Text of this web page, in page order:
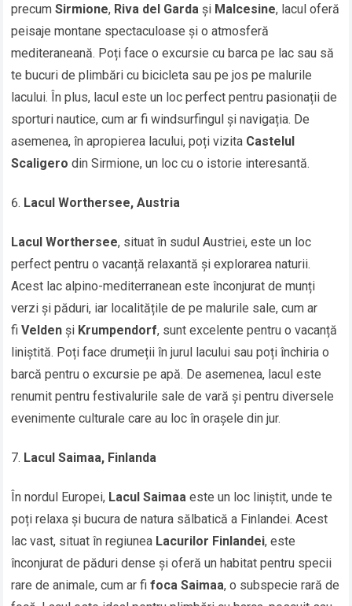
precumSirmione, Riva del Garda și Malcesine, lacul oferă
peisaje montane spectaculoase și o atmosferă
mediteraneană. Poți face o excursie cu barca pe lac sau să
te bucuri de plimbări cu bicicleta sau pe jos pe malurile
lacului. În plus, lacul este un loc perfect pentru pasionații de
sporturi nautice, cum ar fi windsurfingul și navigația. De
asemenea, în apropierea lacului, poți vizita Castelul
Scaligero din Sirmione, un loc cu o istorie interesantă.
Lacul Worthersee, Austria
Lacul Worthersee, situat în sudul Austriei, este un loc
perfect pentru o vacanță relaxantă și explorarea naturii.
Acest lac alpino-mediterranean este înconjurat de munți
verzi și păduri, iar localitățile de pe malurile sale, cum ar
fiVelden și Krumpendorf, sunt excelente pentru o vacanță
liniștită. Poți face drumeții în jurul lacului sau poți închiria o
barcă pentru o excursie pe apă. De asemenea, lacul este
renumit pentru festivalurile sale de vară și pentru diversele
evenimente culturale care au loc în orașele din jur.
Lacul Saimaa, Finlanda
În nordul Europei, Lacul Saimaa este un loc liniștit, unde te
poți relaxa și bucura de natura sălbatică a Finlandei. Acest
lac vast, situat în regiunea Lacurilor Finlandei, este
înconjurat de păduri dense și oferă un habitat pentru specii
rare de animale, cum ar fifoca Saimaa, o subspecie rară de